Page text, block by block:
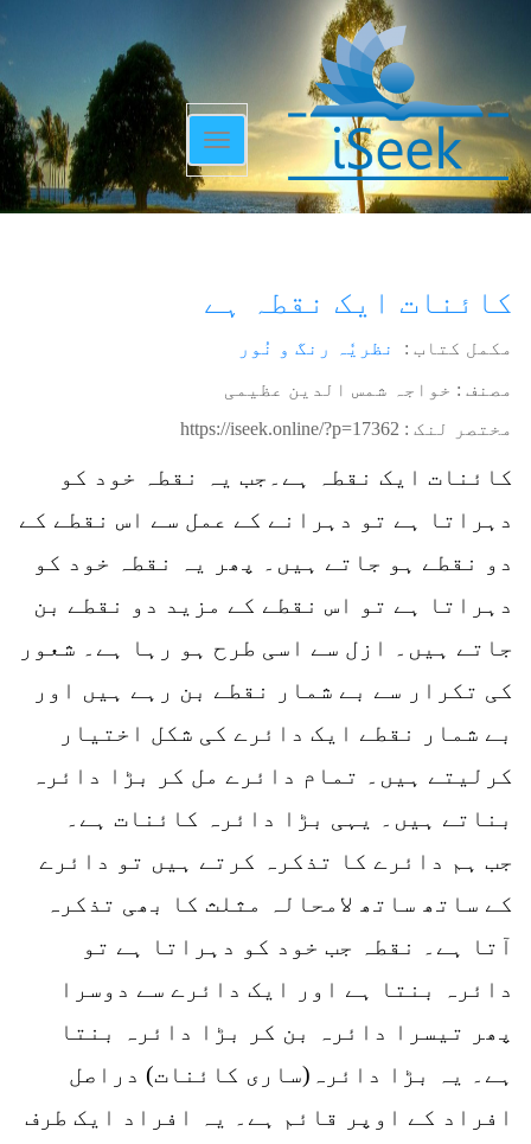
Toggle
navigation
کائنات ایک نقطہ ہے
مکمل کتاب : نظریٗہ رنگ و نُور
مصنف : خواجہ شمس الدین عظیمی
مختصر لنک : https://iseek.online/?p=17362
کائنات ایک نقطہ ہے۔جب یہ نقطہ خود کو
دہراتا ہے تو دہرانے کے عمل سے اس نقطے کے
دو نقطے ہو جاتے ہیں۔ پھر یہ نقطہ خود کو
دہراتا ہے تو اس نقطے کے مزید دو نقطے بن
جاتے ہیں۔ ازل سے اسی طرح ہو رہا ہے۔ شعور
کی تکرار سے بے شمار نقطے بن رہے ہیں اور
بے شمار نقطے ایک دائرے کی شکل اختیار
کرلیتے ہیں۔ تمام دائرے مل کر بڑا دائرہ
بناتے ہیں۔ یہی بڑا دائرہ کائنات ہے۔
جب ہم دائرے کا تذکرہ کرتے ہیں تو دائرے
کے ساتھ ساتھ لامحالہ مثلث کا بھی تذکرہ
آتا ہے۔ نقطہ جب خود کو دہراتا ہے تو
دائرہ بنتا ہے اور ایک دائرے سے دوسرا
پھر تیسرا دائرہ بن کر بڑا دائرہ بنتا
ہے۔ یہ بڑا دائرہ(ساری کائنات) دراصل
افراد کے اوپر قائم ہے۔ یہ افراد ایک طرف